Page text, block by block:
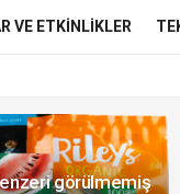
görülmemiş
VE ETKINLIKLER